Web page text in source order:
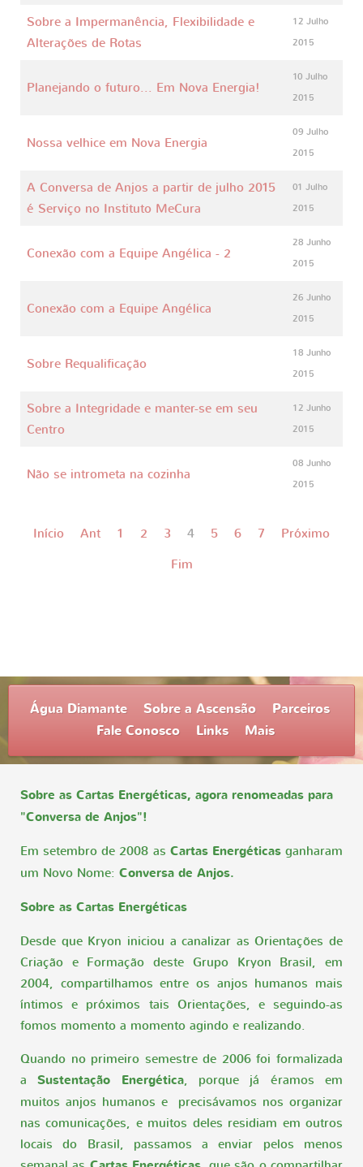
Sobre a Impermanência, Flexibilidade e
Alterações de Rotas
12 Julho
2015
Planejando o futuro... Em Nova Energia!
10 Julho
2015
Nossa velhice em Nova Energia
09 Julho
2015
A Conversa de Anjos a partir de julho 2015
é Serviço no Instituto MeCura
01 Julho
2015
Conexão com a Equipe Angélica - 2
28 Junho
2015
Conexão com a Equipe Angélica
26 Junho
2015
Sobre Requalificação
18 Junho
2015
Sobre a Integridade e manter-se em seu
Centro
12 Junho
2015
Não se intrometa na cozinha
08 Junho
2015
Início Ant 1 2 3 4 5 6 7
Próximo
Fim
Água Diamante Sobre a Ascensão
Parceiros
Fale Conosco
Links Mais
Sobre as Cartas Energéticas, agora renomeadas para
"Conversa de Anjos"!
Em setembro de 2008 as Cartas Energéticasganharam
um Novo Nome: Conversa de Anjos.
Sobre as Cartas Energéticas
Desde que Kryon iniciou a canalizar as Orientações de
Criação e Formação deste Grupo Kryon Brasil, em
2004, compartilhamos entre os anjos humanos mais
íntimos e próximos tais Orientações, e seguindo-as
fomos momento a momento agindo e realizando.
Quando no primeiro semestre de 2006 foi formalizada
aSustentação Energética, porque já éramos em
muitos anjos humanos e precisávamos nos organizar
nas comunicações, e muitos deles residiam em outros
locais do Brasil, passamos a enviar pelos menos